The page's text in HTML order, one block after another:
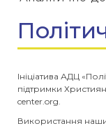
Ініціатива АДЦ
підтримки
center.org.
Використання